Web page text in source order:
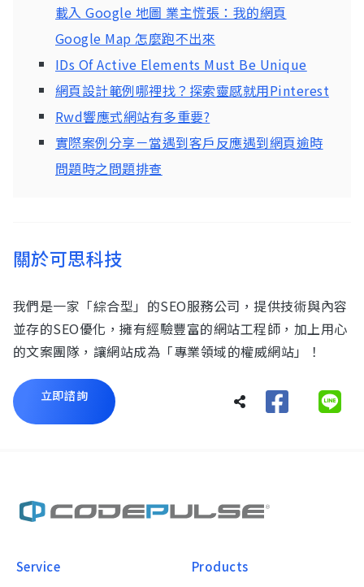
載入 Google 地圖 業主慌張：我的網頁
Google Map 怎麼跑不出來
IDs Of Active Elements Must Be Unique
網頁設計範例哪裡找？探索靈感就用Pinterest
Rwd響應式網站有多重要?
實際案例分享－當遇到客戶反應遇到網頁逾時
問題時之問題排查
關於可思科技
我們是一家「綜合型」的SEO服務公司，提供技術與內容
並存的SEO優化，擁有經驗豐富的網站工程師，加上用心
的文案團隊，讓網站成為「專業領域的權威網站」！
立即諮詢
Service Products